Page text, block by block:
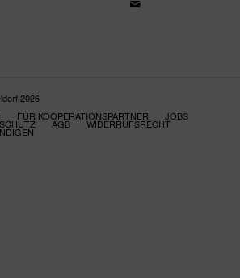
2026
FÜR KOOPERATIONSPARTNER JOBS
AGB WIDERRUFSRECHT